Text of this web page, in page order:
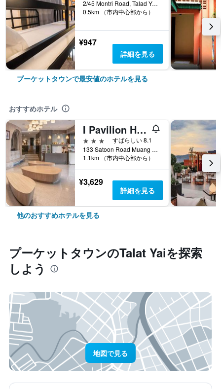
2/45 Montri Road, Talad Yai, プーケットタウン, タイ
0.5km （市内中心部から）
¥947
詳細を見る
プーケットタウンで最安値のホテルを見る
おすすめホテル
I Pavilion Hotel Phuket（Iパビリオン・ホテル・プーケット）
3つ星
すばらしい 8.1
133 Satoon Road Muang District Phuket, プーケットタウン, タイ
1.1km （市内中心部から）
¥3,629
詳細を見る
他のおすすめホテルを見る
プーケットタウン​のTalat Yai​を探索
しよう
地図で見る